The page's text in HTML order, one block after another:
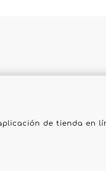
de tienda en